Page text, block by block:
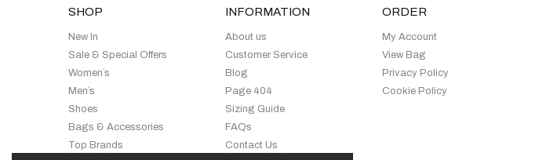
SHOP
New In
Sale & Special Offers
Women`s
Men`s
Shoes
Bags & Accessories
Top Brands
INFORMATION
About us
Customer Service
Blog
Page 404
Sizing Guide
FAQs
Contact Us
ORDER
My Account
View Bag
Privacy Policy
Cookie Policy